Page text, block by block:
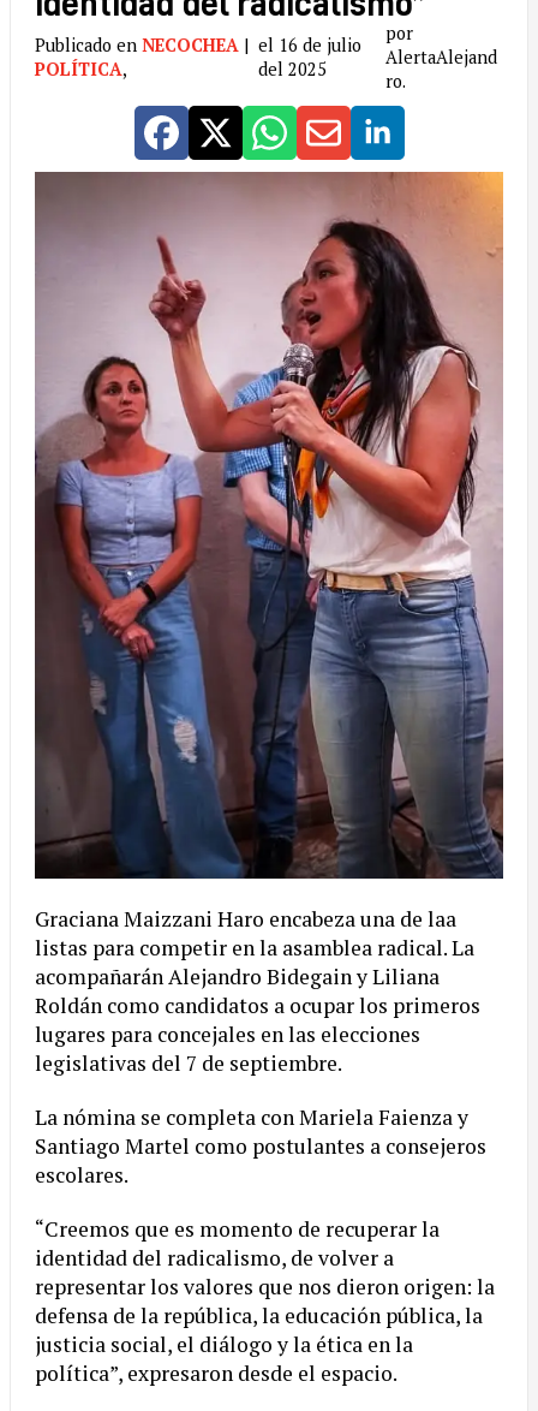
Publicado en NECOCHEA |
POLÍTICA,
el 16 de julio
del 2025
por
AlertaAlejand
ro.
Graciana Maizzani Haro encabeza una de laa
listas para competir en la asamblea radical. La
acompañarán Alejandro Bidegain y Liliana
Roldán como candidatos a ocupar los primeros
lugares para concejales en las elecciones
legislativas del 7 de septiembre.
La nómina se completa con Mariela Faienza y
Santiago Martel como postulantes a consejeros
escolares.
“Creemos que es momento de recuperar la
identidad del radicalismo, de volver a
representar los valores que nos dieron origen: la
defensa de la república, la educación pública, la
justicia social, el diálogo y la ética en la
política”, expresaron desde el espacio.